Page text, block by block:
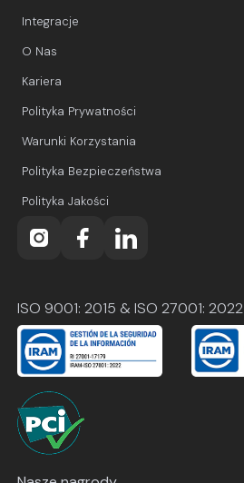
Integracje
O Nas
Kariera
Polityka Prywatności
Warunki Korzystania
Polityka Bezpieczeństwa
Polityka Jakości
ISO 9001: 2015 & ISO 27001: 2022